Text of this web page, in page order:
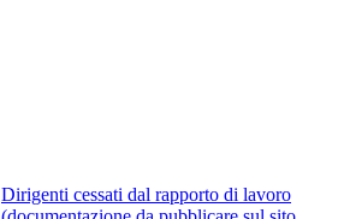
Dirigenti cessati dal rapporto di lavoro